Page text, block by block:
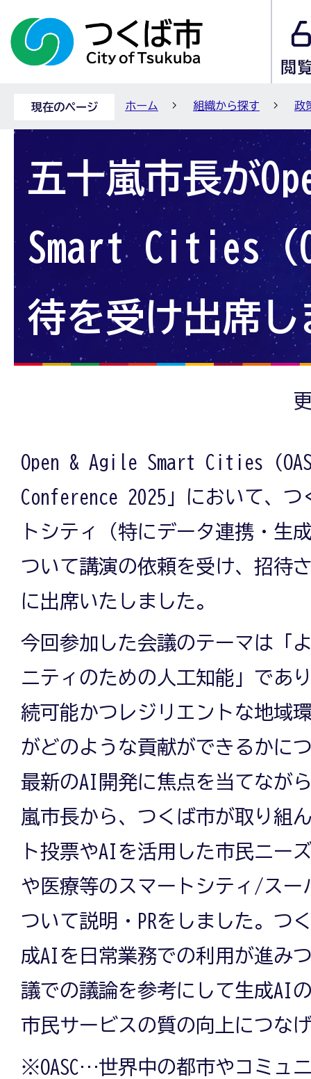
現在のページ ホーム 組織から探す 政
五十嵐市長が
Smart Cities
待を受け出席し
Open & Agile Smart Cities
Conference 2025」において、
トシティ（特にデータ連携・生
ついて講演の依頼を受け、招待
に出席いたしました。
今回参加した会議のテーマは「
ニティのための人工知能」であ
続可能かつレジリエントな地域
がどのような貢献ができるかに
最新のAI開発に焦点を当てなが
嵐市長から、つくば市が取り組
ト投票やAIを活用した市民ニー
や医療等のスマートシティ/スー
ついて説明・PRをしました。つ
成AIを日常業務での利用が進み
議での議論を参考にして生成AI
市民サービスの質の向上につな
※OASC…世界中の都市やコミュ